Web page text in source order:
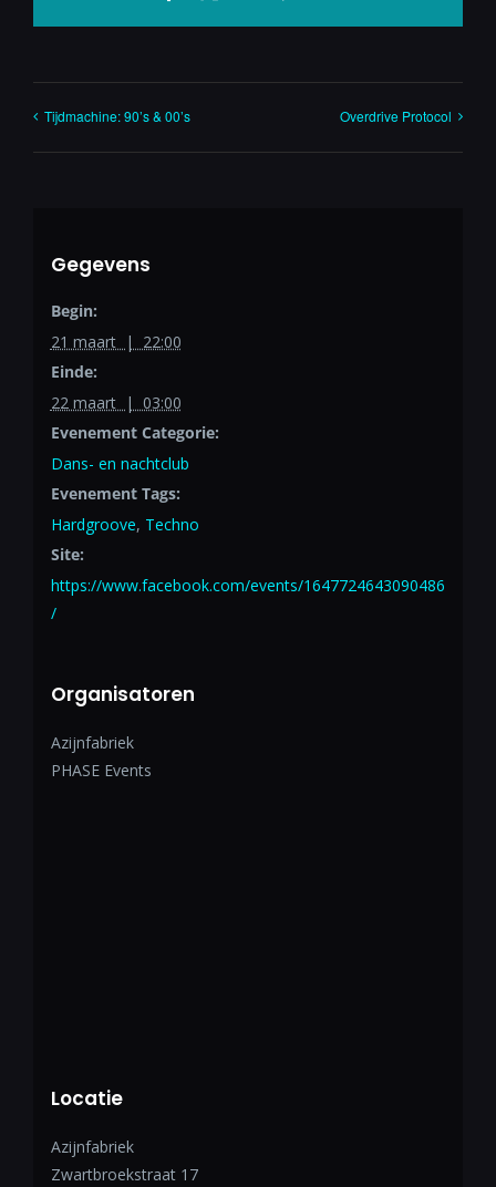
Tijdmachine: 90’s & 00’s Overdrive Protocol
Gegevens
Begin:
21 maart | 22:00
Einde:
22 maart | 03:00
Evenement Categorie:
Dans- en nachtclub
Evenement Tags:
Hardgroove, Techno
Site:
https://www.facebook.com/events/1647724643090486
/
Organisatoren
Azijnfabriek
PHASE Events
Locatie
Azijnfabriek
Zwartbroekstraat 17